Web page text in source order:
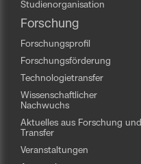
Studienorganisation
Forschung
Forschungsprofil
Forschungsförderung
Technologietransfer
Wissenschaftlicher
Nachwuchs
Aktuelles aus Forschung und
Transfer
Veranstaltungen